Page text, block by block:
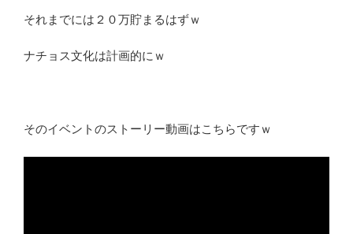
それまでには２０万貯まるはずｗ
ナチョス文化は計画的にｗ
そのイベントのストーリー動画はこちらですｗ